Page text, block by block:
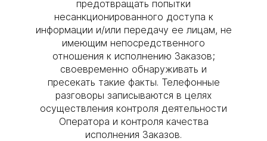
предотвращать попытки
несанкционированного доступа к
информации и/или передачу ее лицам, не
имеющим непосредственного
отношения к исполнению Заказов;
своевременно обнаруживать и
пресекать такие факты. Телефонные
разговоры записываются в целях
осуществления контроля деятельности
Оператора и контроля качества
исполнения Заказов.